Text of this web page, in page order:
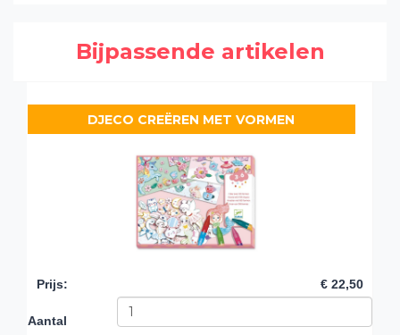
Bijpassende artikelen
DJECO CREËREN MET VORMEN
Prijs: € 22,50
Aantal